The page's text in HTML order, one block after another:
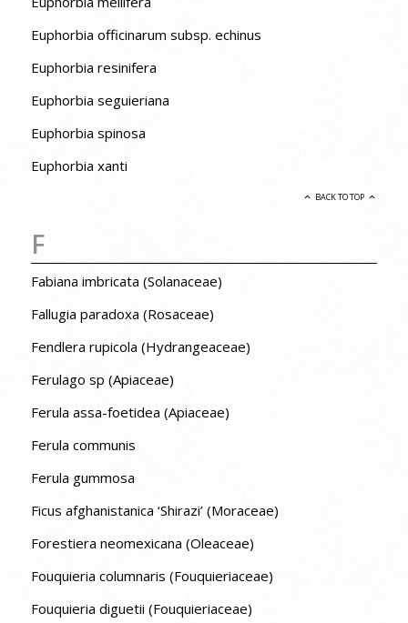
Euphorbia officinarum subsp. echinus
Euphorbia resinifera
Euphorbia seguieriana
Euphorbia spinosa
Euphorbia xanti
BACK TO TOP
F
Fabiana imbricata (Solanaceae)
Fallugia paradoxa (Rosaceae)
Fendlera rupicola (Hydrangeaceae)
Ferulago sp (Apiaceae)
Ferula assa-foetidea (Apiaceae)
Ferula communis
Ferula gummosa
Ficus afghanistanica ‘Shirazi’ (Moraceae)
Forestiera neomexicana (Oleaceae)
Fouquieria columnaris (Fouquieriaceae)
Fouquieria diguetii (Fouquieriaceae)